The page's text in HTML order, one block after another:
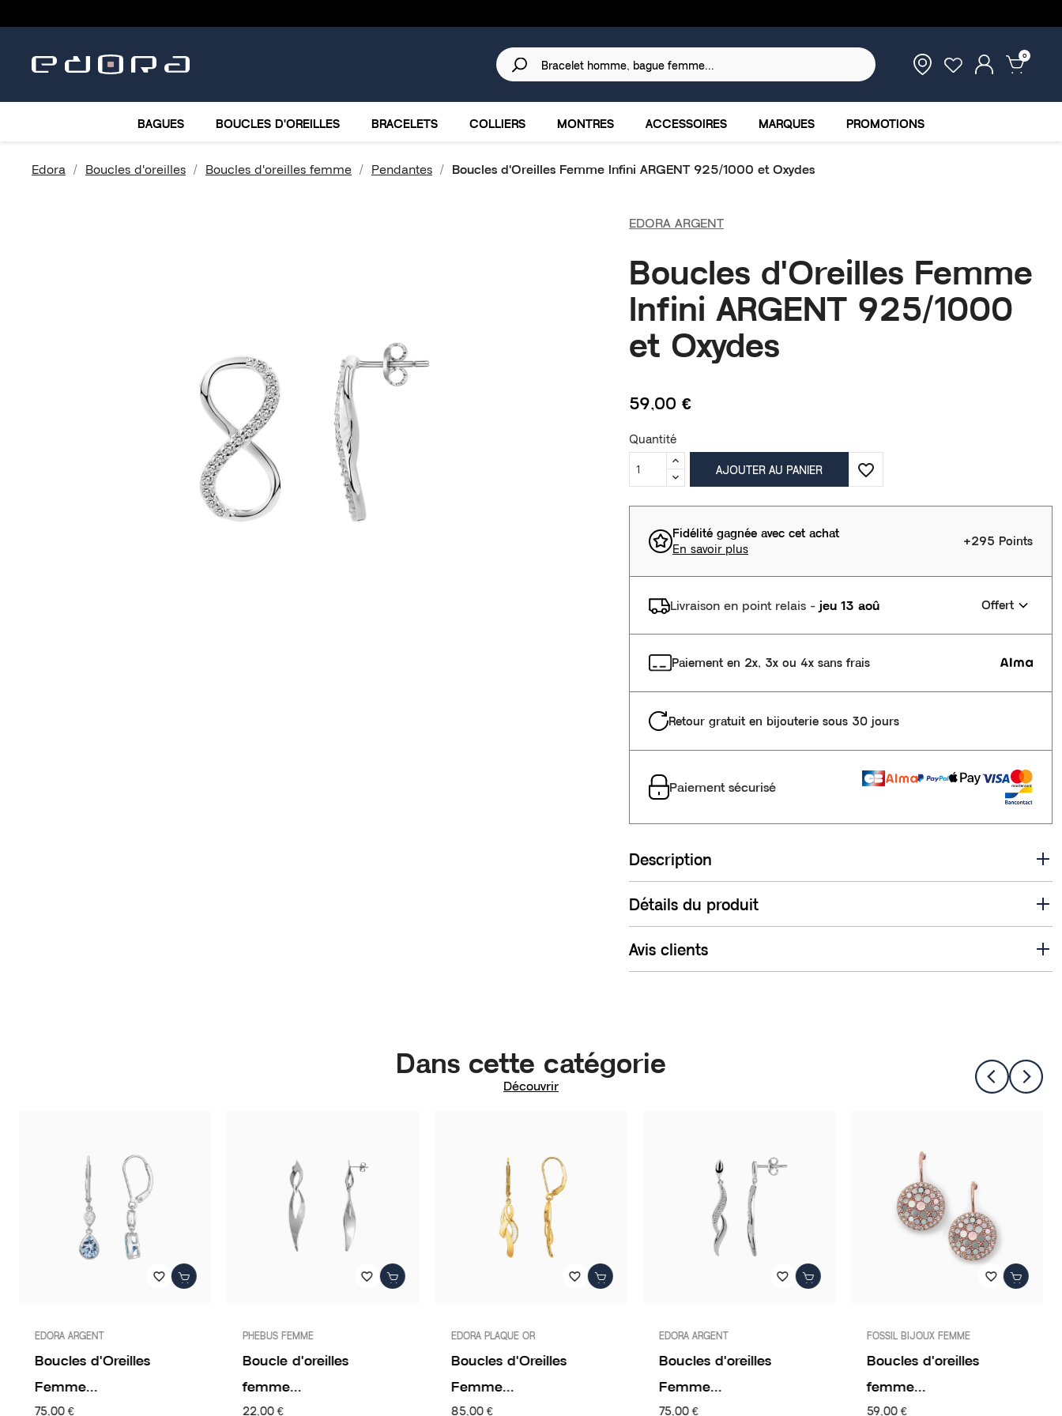
BRACELETS COLLIERS PROMOTIONS
0
BAGUES BOUCLES D'OREILLES BRACELETS COLLIERS MONTRES ACCESSOIRES MARQUES PROMOTIONS
Edora Boucles d'oreilles Boucles d'oreilles femme Pendantes Boucles d'Oreilles Femme Infini ARGENT 925/1000 et Oxydes
EDORA ARGENT
Boucles d'Oreilles Femme
Infini ARGENT 925/1000
et Oxydes
59,00 €
Quantité
AJOUTER AU PANIER favorite_border
Fidélité gagnée avec cet achat
En savoir plus
+295 Points
Livraison en point relais- jeu 13 aoû Offert
Paiement en 2x, 3x ou 4x sans frais
Retour gratuit en bijouterie sous 30 jours
Paiement sécurisé
Description
Détails du produit
Avis clients
Dans cette catégorie
Découvrir
favorite_border
EDORA ARGENT
Boucles d'Oreilles
Femme...
75,00 €
favorite_border
PHEBUS FEMME
Boucle d'oreilles
femme...
22,00 €
favorite_border
EDORA PLAQUE OR
Boucles d'Oreilles
Femme...
85,00 €
favorite_border
EDORA ARGENT
Boucles d'oreilles
Femme...
75,00 €
favorite_border
FOSSIL BIJOUX FEMME
Boucles d'oreilles
femme...
59,00 €